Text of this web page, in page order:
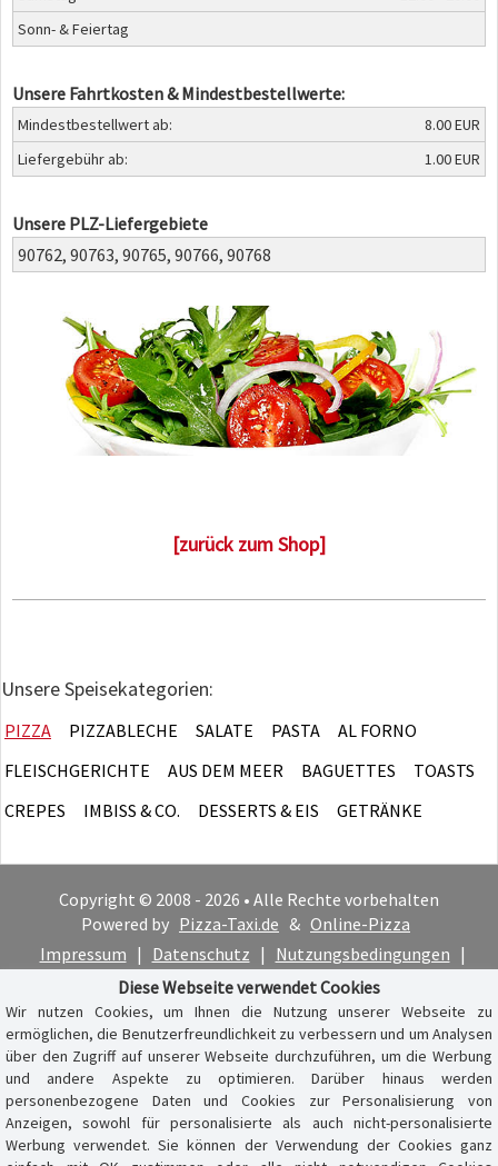
Sonn- & Feiertag
Unsere Fahrtkosten & Mindestbestellwerte:
Mindestbestellwert ab:
8.00 EUR
Liefergebühr ab:
1.00 EUR
Unsere PLZ-Liefergebiete
90762, 90763, 90765, 90766, 90768
[zurück zum Shop]
Unsere Speisekategorien:
PIZZA PIZZABLECHE SALATE PASTA
AL FORNO
FLEISCHGERICHTE
AUS DEM MEER BAGUETTES
TOASTS
CREPES
IMBISS & CO. DESSERTS & EIS GETRÄNKE
Copyright © 2008 - 2026 • Alle Rechte vorbehalten
Powered by Pizza-Taxi.de & Online-Pizza
Impressum | Datenschutz | Nutzungsbedingungen |
Cookie-Hinweis
Diese Webseite verwendet Cookies
Wir nutzen Cookies, um Ihnen die Nutzung unserer Webseite zu
ermöglichen, die Benutzerfreundlichkeit zu verbessern und um Analysen
über den Zugriff auf unserer Webseite durchzuführen, um die Werbung
und andere Aspekte zu optimieren. Darüber hinaus werden
personenbezogene Daten und Cookies zur Personalisierung von
Anzeigen, sowohl für personalisierte als auch nicht-personalisierte
Werbung verwendet. Sie können der Verwendung der Cookies ganz